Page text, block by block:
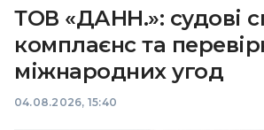
ТОВ «ДАНН.»: судові
комплаєнс та
міжнародних угод
04.08.2026, 15:40